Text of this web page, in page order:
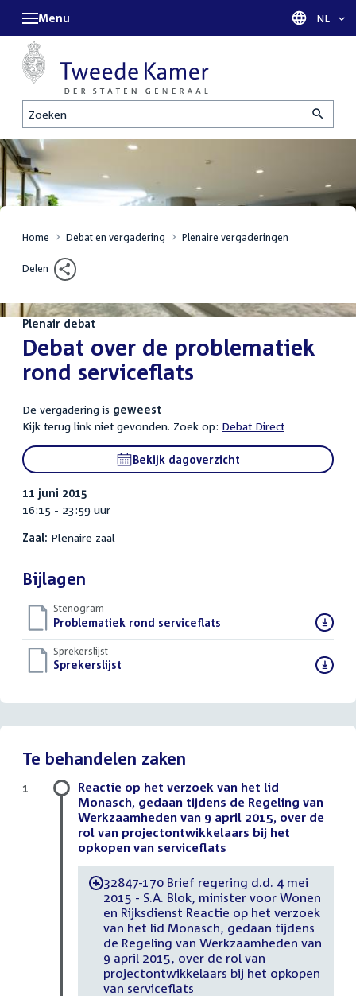
Zoeken
Menu Taal
NL
Home Debat en vergadering Plenaire vergaderingen
Delen
Plenair debat
:Debat over de problematiek
rond serviceflats
De vergadering is geweest
Kijk terug link niet gevonden. Zoek op: Debat Direct
Bekijk dagoverzicht
11 juni 2015
16:15 - 23:59 uur
Zaal: Plenaire zaal
Bijlagen
Stenogram
Download
bestand:
Problematiek rond serviceflats
Sprekerslijst
Download
Sprekerslijst
Te behandelen zaken
Reactie op het verzoek van het lid
Monasch, gedaan tijdens de Regeling van
Werkzaamheden van 9 april 2015, over de
rol van projectontwikkelaars bij het
opkopen van serviceflats
-32847-170 Brief regering d.d. 4 mei
2015 - S.A. Blok, minister voor Wonen
en Rijksdienst Reactie op het verzoek
van het lid Monasch, gedaan tijdens
de Regeling van Werkzaamheden van
9 april 2015, over de rol van
projectontwikkelaars bij het opkopen
van serviceflats
1